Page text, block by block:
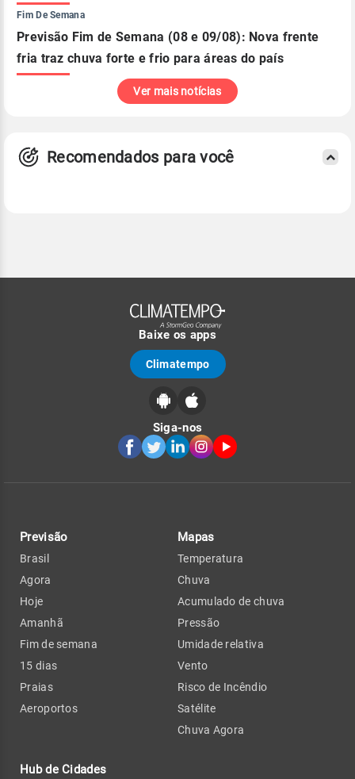
Fim De Semana
Previsão Fim de Semana (08 e 09/08): Nova frente
fria traz chuva forte e frio para áreas do país
Ver mais notícias
Recomendados para você
Baixe os apps
Climatempo
Siga-nos
Previsão
Brasil
Agora
Hoje
Amanhã
Fim de semana
15 dias
Praias
Aeroportos
Hub de Cidades
Mapas
Temperatura
Chuva
Acumulado de chuva
Pressão
Umidade relativa
Vento
Risco de Incêndio
Satélite
Chuva Agora